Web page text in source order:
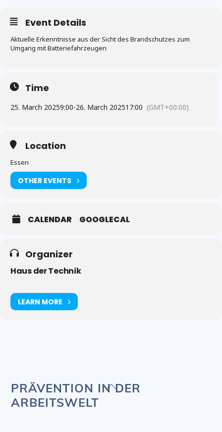
Event Details
Aktuelle Erkenntnisse aus der Sicht des Brandschutzes zum
Umgang mit Batteriefahrzeugen
Time
25. March 20259:00-26. March 202517:00 (GMT+00:00)
Location
Essen
OTHER EVENTS
CALENDAR GOOGLECAL
Organizer
Haus der Technik
LEARN MORE
Back
PRÄVENTION IN DER
ARBEITSWELT